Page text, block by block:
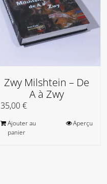
Zwy Milshtein – De
A à Zwy
35,00€
Ajouter au
panier
Aperçu